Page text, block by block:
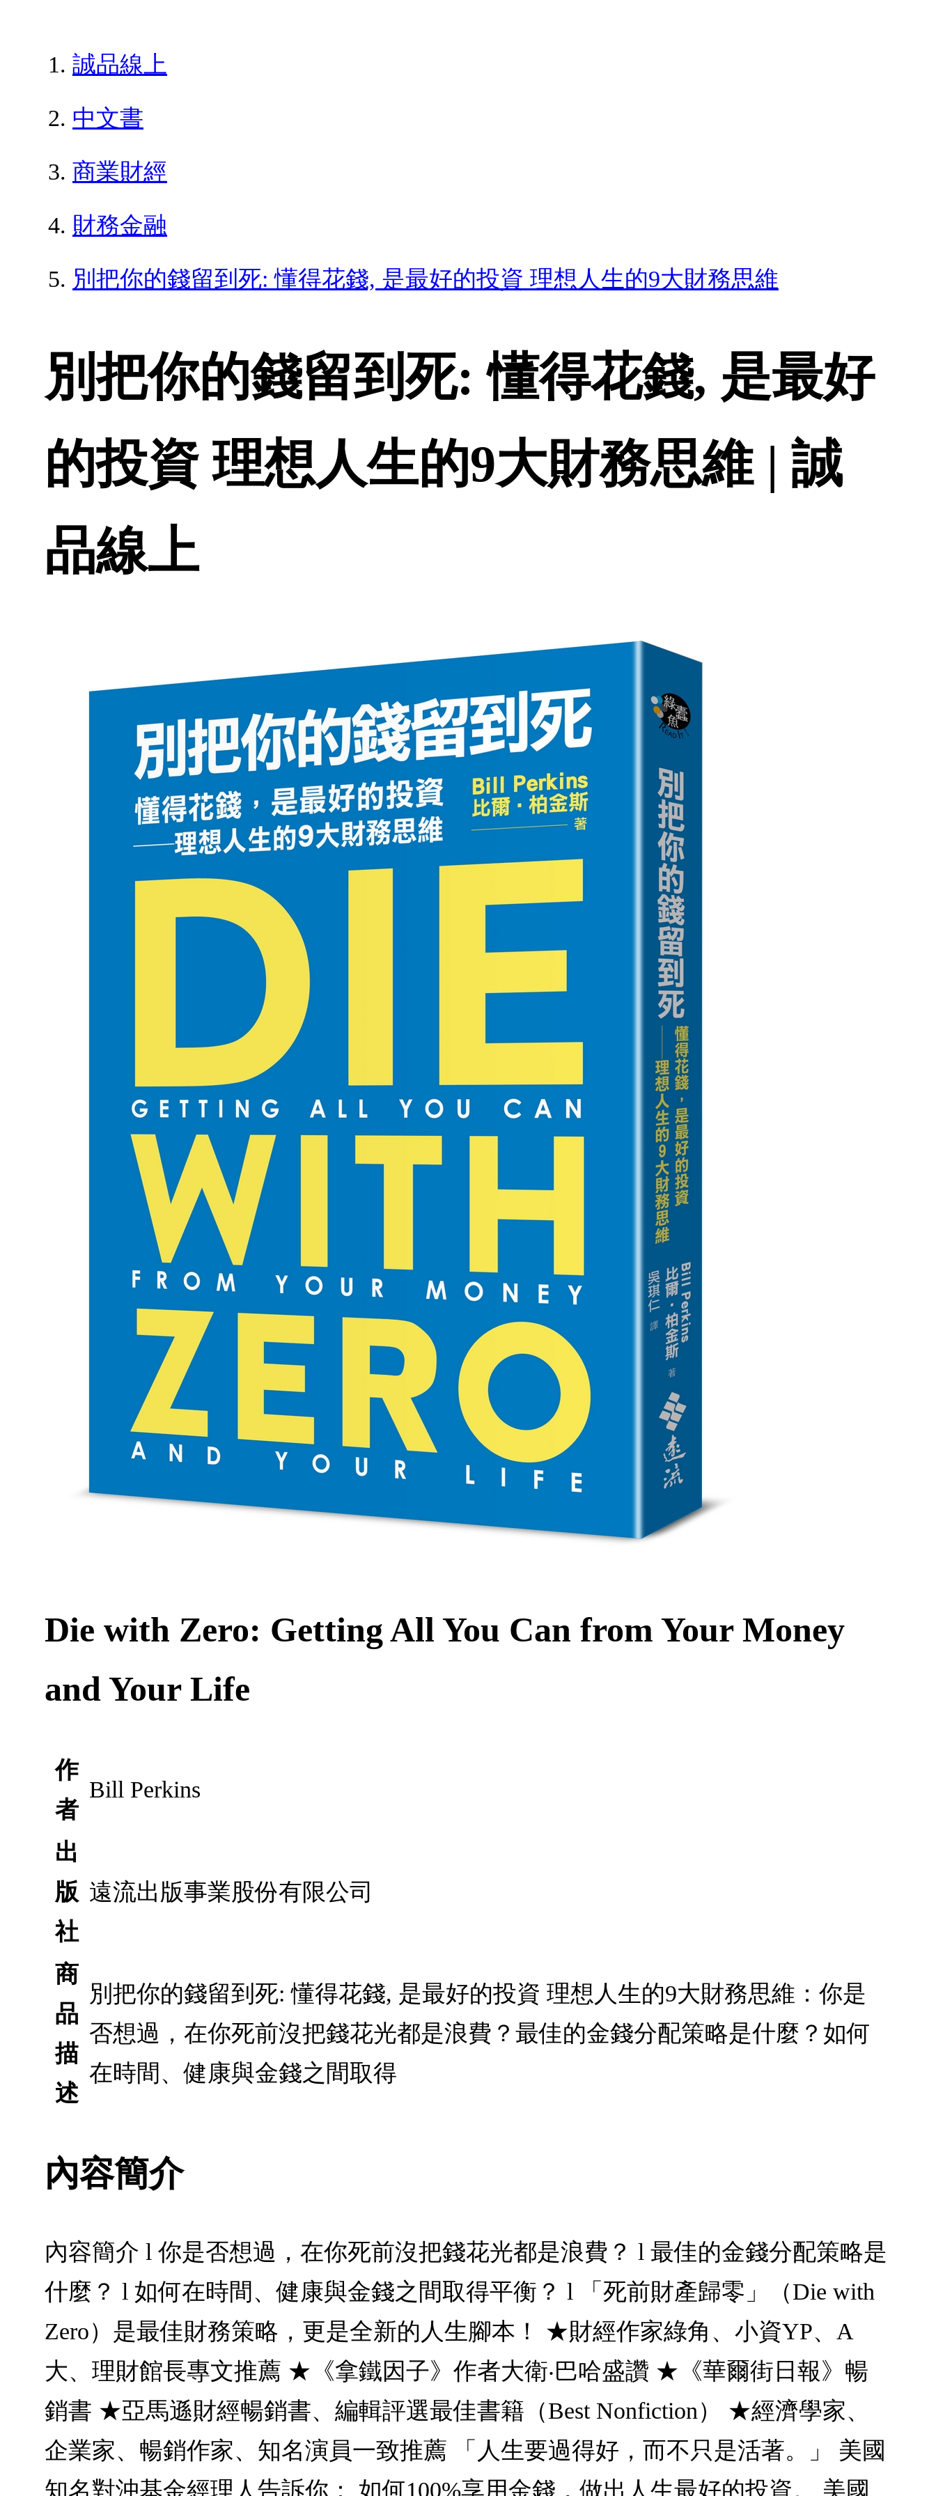
誠品線上
中文書
商業財經
財務金融
別把你的錢留到死: 懂得花錢, 是最好的投資 理想人生的9大財務思維
別把你的錢留到死: 懂得花錢, 是最好
的投資 理想人生的9大財務思維 | 誠
品線上
Die with Zero: Getting All You Can from Your Money
and Your Life
作
者
Bill Perkins
出
版
社
遠流出版事業股份有限公司
商
品
描
述
別把你的錢留到死: 懂得花錢, 是最好的投資 理想人生的9大財務思維：你是
否想過，在你死前沒把錢花光都是浪費？最佳的金錢分配策略是什麼？如何
在時間、健康與金錢之間取得
內容簡介
內容簡介 l 你是否想過，在你死前沒把錢花光都是浪費？ l 最佳的金錢分配策略是
什麼？ l 如何在時間、健康與金錢之間取得平衡？ l 「死前財產歸零」（Die with
Zero）是最佳財務策略，更是全新的人生腳本！ ★財經作家綠角、小資YP、A
大、理財館長專文推薦 ★《拿鐵因子》作者大衛‧巴哈盛讚 ★《華爾街日報》暢
銷書 ★亞馬遜財經暢銷書、編輯評選最佳書籍（Best Nonfiction） ★經濟學家、
企業家、暢銷作家、知名演員一致推薦 「人生要過得好，而不只是活著。」 美國
知名對沖基金經理人告訴你： 如何100%享用金錢，做出人生最好的投資。 美國